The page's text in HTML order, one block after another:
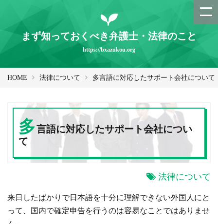
まず知っておくべき弁護士・法律のこと
https://bxazukou.org
HOME 法律について 多言語に対応したサポート会社について
多言語に対応したサポート会社につい
て
法律について
来日したばかりで日本語を十分に理解できない外国人にと
って、国内で確定申告を行うのは容易なことではありませ